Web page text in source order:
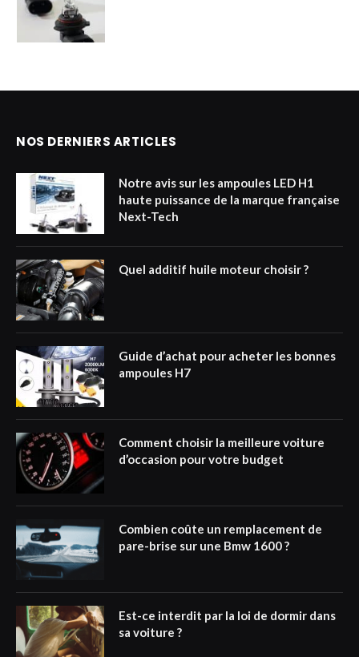
NOS DERNIERS ARTICLES
Notre avis sur les ampoules LED H1
haute puissance de la marque française
Next-Tech
Quel additif huile moteur choisir ?
Guide d’achat pour acheter les bonnes
ampoules H7
Comment choisir la meilleure voiture
d’occasion pour votre budget
Combien coûte un remplacement de
pare-brise sur une Bmw 1600 ?
Est-ce interdit par la loi de dormir dans
sa voiture ?